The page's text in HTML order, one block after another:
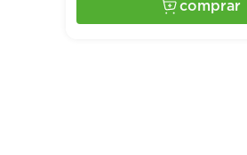
comprar